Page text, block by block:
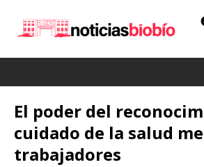
El poder del
cuidado de la salud
trabajadores